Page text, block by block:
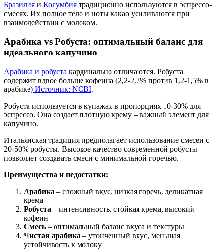
Бразилия и Колумбия традиционно используются в эспрессо-
смесях. Их полное тело и ноты какао усиливаются при
взаимодействии с молоком.
Арабика vs Робуста: оптимальный баланс для
идеального капучино
Арабика и робуста кардинально отличаются. Робуста
содержит вдвое больше кофеина (2,2-2,7% против 1,2-1,5% в
арабике) Источник: NCBI.
Робуста используется в купажах в пропорциях 10-30% для
эспрессо. Она создает плотную крему – важный элемент для
капучино.
Итальянская традиция предполагает использование смесей с
20-50% робусты. Высокое качество современной робусты
позволяет создавать смеси с минимальной горечью.
Преимущества и недостатки:
Арабика – сложный вкус, низкая горечь, деликатная
крема
Робуста – интенсивность, стойкая крема, высокий
кофеин
Смесь – оптимальный баланс вкуса и текстуры
Чистая арабика – утонченный вкус, меньшая
устойчивость к молоку